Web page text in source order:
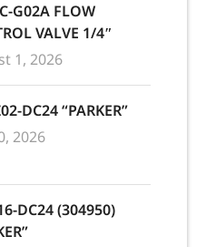
G02A FLOW
VALVE 1/4″
1, 2026
DC24 “PARKER”
2026
DC24 (304950)